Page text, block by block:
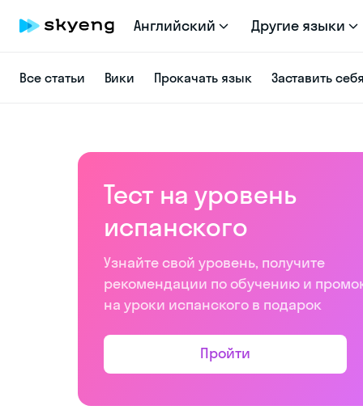
Английский Другие языки
Все статьи Вики Прокачать язык Заставить
Тест на уровень
испанского
Узнайте свой уровень, получите
рекомендации по обучению и
на уроки испанского в подарок
Пройти